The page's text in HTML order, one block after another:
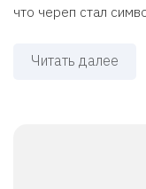
что череп стал
Читать далее